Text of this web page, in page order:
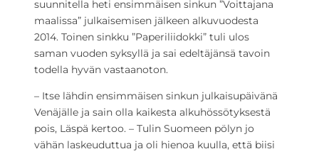
suunnitella heti ensimmäisen sinkun ”Voittajana
maalissa” julkaisemisen jälkeen alkuvuodesta
2014. Toinen sinkku ”Paperiliidokki” tuli ulos
saman vuoden syksyllä ja sai edeltäjänsä tavoin
todella hyvän vastaanoton.
– Itse lähdin ensimmäisen sinkun julkaisupäivänä
Venäjälle ja sain olla kaikesta alkuhössötyksestä
pois, Läspä kertoo. – Tulin Suomeen pölyn jo
vähän laskeuduttua ja oli hienoa kuulla, että biisi